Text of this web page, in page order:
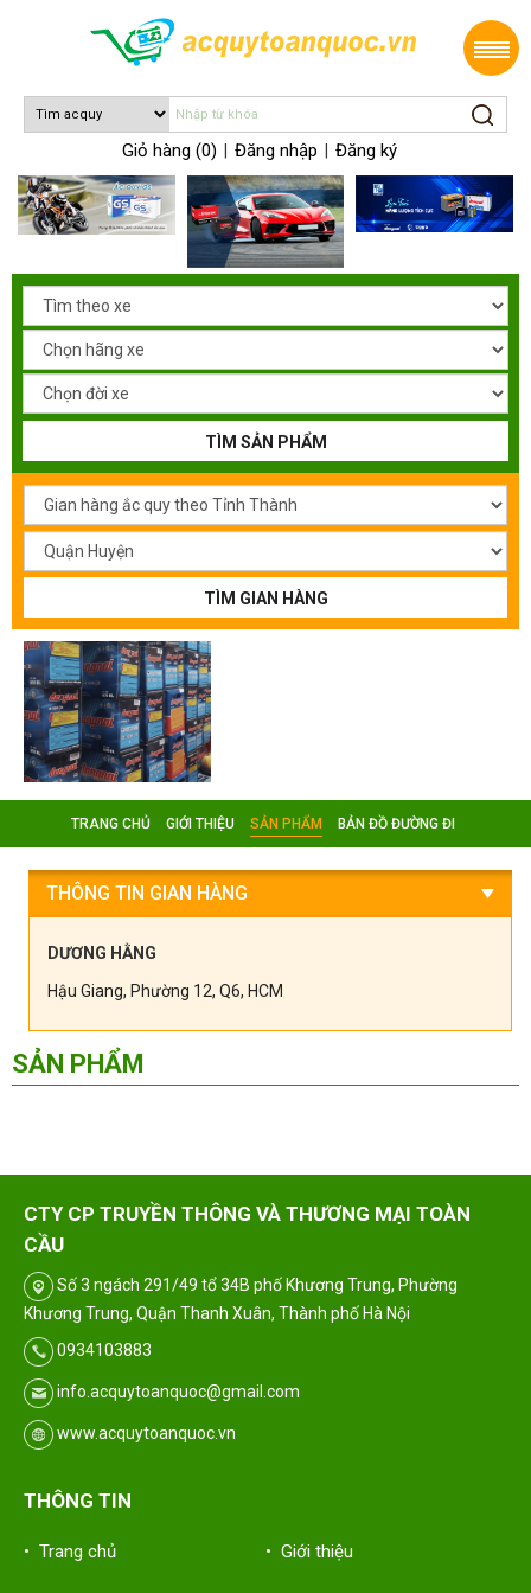
Giỏ hàng (0) Đăng nhập Đăng ký
TÌM SẢN PHẨM
TÌM GIAN HÀNG
TRANG CHỦ GIỚI THIỆU SẢN PHẨM BẢN ĐỒ ĐƯỜNG ĐI
THÔNG TIN GIAN HÀNG
DƯƠNG HẰNG
Hậu Giang, Phường 12, Q6, HCM
SẢN PHẨM
CTY CP TRUYỀN THÔNG VÀ THƯƠNG MẠI TOÀN
CẦU
Số 3 ngách 291/49 tổ 34B phố Khương Trung, Phường
Khương Trung, Quận Thanh Xuân, Thành phố Hà Nội
0934103883
info.acquytoanquoc@gmail.com
www.acquytoanquoc.vn
THÔNG TIN
• Trang chủ • Giới thiệu